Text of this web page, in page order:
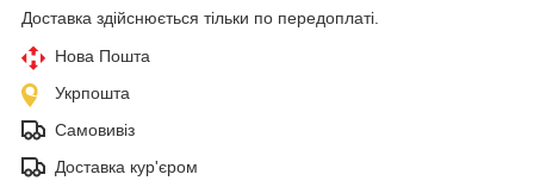
Доставка здійснюється тільки по передоплаті.
Нова Пошта
Укрпошта
Самовивіз
Доставка кур'єром